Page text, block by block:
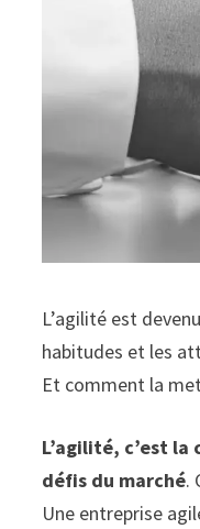
L’agilité est
habitudes et les
Et comment la
L’agilité, c’est
défis du marché.
Une entreprise